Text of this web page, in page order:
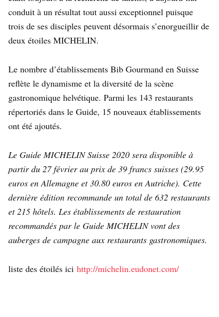
conduit à un résultat tout aussi exceptionnel puisque
trois de ses disciples peuvent désormais s’enorgueillir de
deux étoiles MICHELIN.
Le nombre d’établissements Bib Gourmand en Suisse
reflète le dynamisme et la diversité de la scène
gastronomique helvétique. Parmi les 143 restaurants
répertoriés dans le Guide, 15 nouveaux établissements
ont été ajoutés.
Le Guide MICHELIN Suisse 2020 sera disponible à
partir du 27 février au prix de 39 francs suisses (29.95
euros en Allemagne et 30.80 euros en Autriche). Cette
dernière édition recommande un total de 632 restaurants
et 215 hôtels. Les établissements de restauration
recommandés par le Guide MICHELIN vont des
auberges de campagne aux restaurants gastronomiques.
liste des étoilés ici http://michelin.eudonet.com/